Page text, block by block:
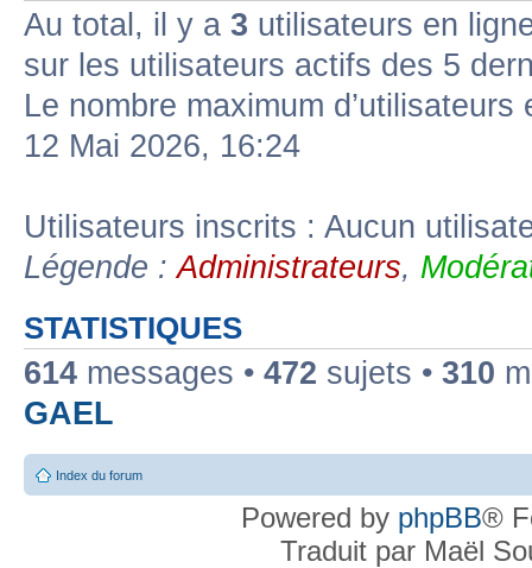
Au total, il y a 3 utilisateurs en
sur les utilisateurs actifs des 5
Le nombre maximum
12 Mai 2026, 16:24
Utilisateurs inscrits : Aucun
Légende :Administrateurs,
STATISTIQUES
614 messages • 472 sujets • 310
GAEL
Index du forum
Powered by phpBB®
Traduit par Maël